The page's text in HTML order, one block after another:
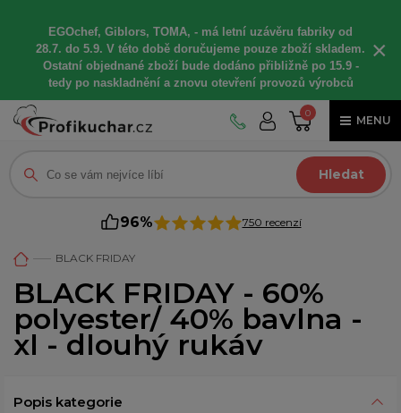
EGOchef, Giblors, TOMA, - má letní uzávěru fabriky od
28.7. do 5.9. V této době doručujeme pouze zboží skladem.
Ostatní objednané zboží bude dodáno přibližně po 15.9 -
tedy po naskladnění a znovu otevření provozů výrobců
×
0
MENU
Hledat
96% 750 recenzí
BLACK FRIDAY
BLACK FRIDAY - 60%
polyester/ 40% bavlna -
xl - dlouhý rukáv
Popis kategorie